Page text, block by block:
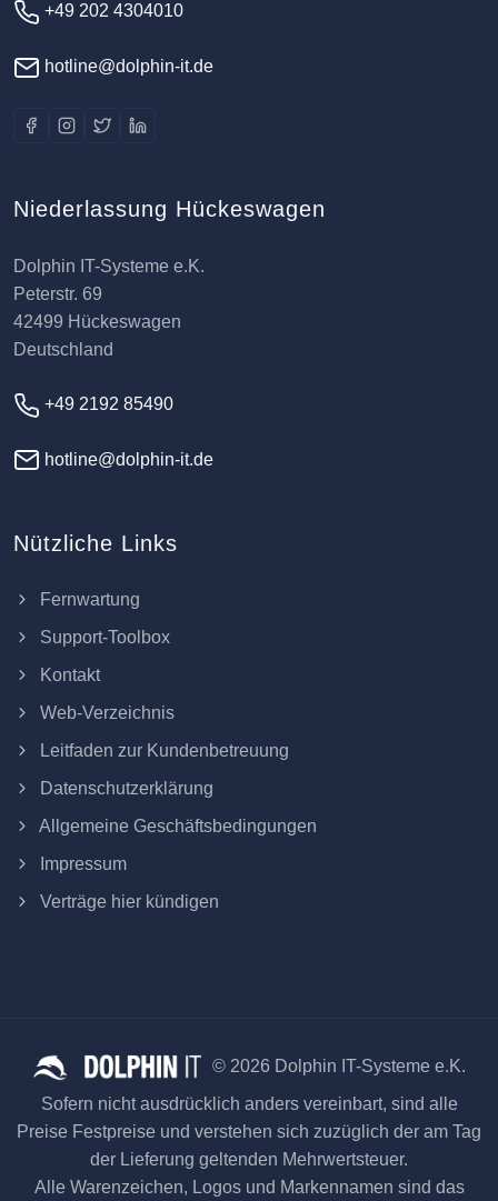
+49 202 4304010
hotline@dolphin-it.de
Niederlassung Hückeswagen
Dolphin IT-Systeme e.K.
Peterstr. 69
42499 Hückeswagen
Deutschland
+49 2192 85490
hotline@dolphin-it.de
Nützliche Links
Fernwartung
Support-Toolbox
Kontakt
Web-Verzeichnis
Leitfaden zur Kundenbetreuung
Datenschutzerklärung
Allgemeine Geschäftsbedingungen
Impressum
Verträge hier kündigen
© 2026 Dolphin IT-Systeme e.K.
Sofern nicht ausdrücklich anders vereinbart, sind alle
Preise Festpreise und verstehen sich zuzüglich der am Tag
der Lieferung geltenden Mehrwertsteuer.
Alle Warenzeichen, Logos und Markennamen sind das